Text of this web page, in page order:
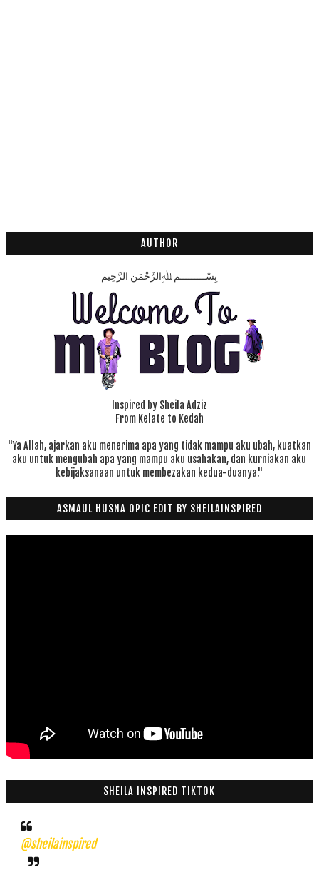
AUTHOR
بِسْـــــــــمِ ﷲِالرَّحْمَنِ الرَّحِيم
Inspired by Sheila Adziz
From Kelate to Kedah
"Ya Allah, ajarkan aku menerima apa yang tidak mampu aku ubah, kuatkan
aku untuk mengubah apa yang mampu aku usahakan, dan kurniakan aku
kebijaksanaan untuk membezakan kedua-duanya."
ASMAUL HUSNA OPIC EDIT BY SHEILAINSPIRED
SHEILA INSPIRED TIKTOK
@sheilainspired